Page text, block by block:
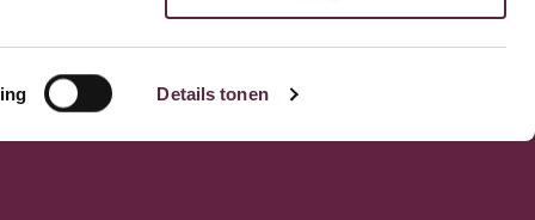
Details tonen
Service &
Onderhoud